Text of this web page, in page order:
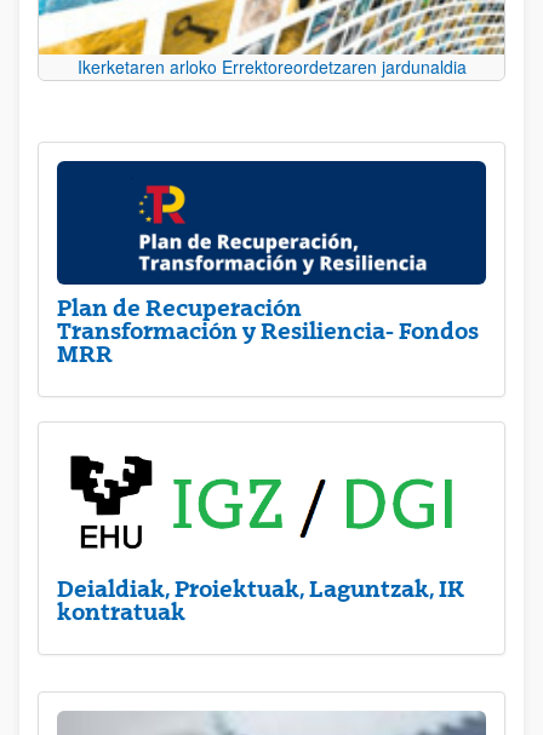
Ikerketaren arloko Errektoreordetzaren jardunaldia
Plan de Recuperación
Transformación y Resiliencia- Fondos
MRR
Deialdiak, Proiektuak, Laguntzak, IK
kontratuak